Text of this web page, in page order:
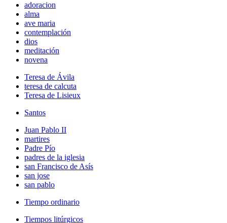
adoracion
alma
ave maria
contemplación
dios
meditación
novena
Teresa de Ávila
teresa de calcuta
Teresa de Lisieux
Santos
Juan Pablo II
martires
Padre Pío
padres de la iglesia
san Francisco de Asís
san jose
san pablo
Tiempo ordinario
Tiempos litúrgicos